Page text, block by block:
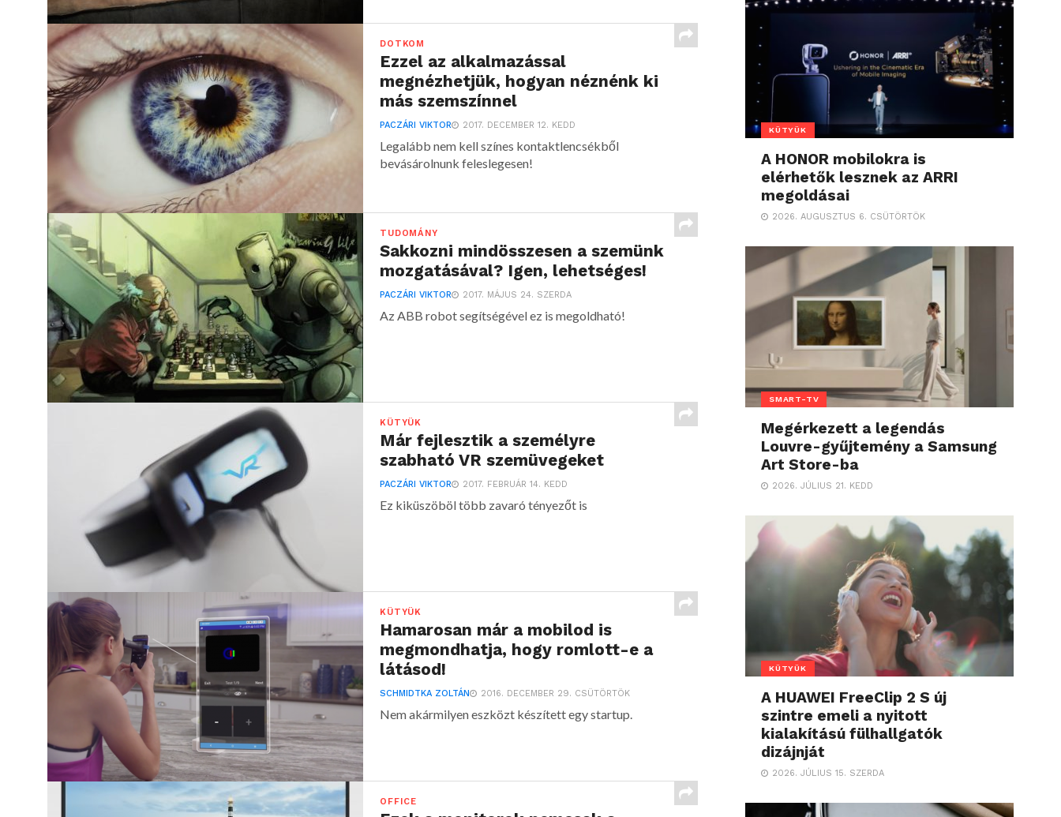
DOTKOM
Ezzel az alkalmazással
megnézhetjük, hogyan néznénk ki
más szemszínnel
PACZÁRI VIKTOR 2017. DECEMBER 12. KEDD
Legalább nem kell színes kontaktlencsékből
bevásárolnunk feleslegesen!
TUDOMÁNY
Sakkozni mindösszesen a szemünk
mozgatásával? Igen, lehetséges!
PACZÁRI VIKTOR 2017. MÁJUS 24. SZERDA
Az ABB robot segítségével ez is megoldható!
KÜTYÜK
Már fejlesztik a személyre
szabható VR szemüvegeket
PACZÁRI VIKTOR 2017. FEBRUÁR 14. KEDD
Ez kiküszöböl több zavaró tényezőt is
KÜTYÜK
Hamarosan már a mobilod is
megmondhatja, hogy romlott-e a
látásod!
SCHMIDTKA ZOLTÁN 2016. DECEMBER 29. CSÜTÖRTÖK
Nem akármilyen eszközt készített egy startup.
OFFICE
KÜTYÜK
A HONOR mobilokra is
elérhetők lesznek az ARRI
megoldásai
2026. AUGUSZTUS 6. CSÜTÖRTÖK
SMART-TV
Megérkezett a legendás
Louvre-gyűjtemény a Samsung
Art Store-ba
2026. JÚLIUS 21. KEDD
KÜTYÜK
A HUAWEI FreeClip 2 S új
szintre emeli a nyitott
kialakítású fülhallgatók
dizájnját
2026. JÚLIUS 15. SZERDA